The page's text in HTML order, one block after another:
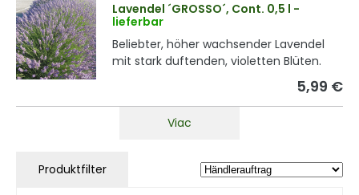
Lavendel ´GROSSO´, Cont. 0,5 l -
lieferbar
Beliebter, höher wachsender Lavendel
mit stark duftenden, violetten Blüten.
5,99 €
Viac
Produktfilter